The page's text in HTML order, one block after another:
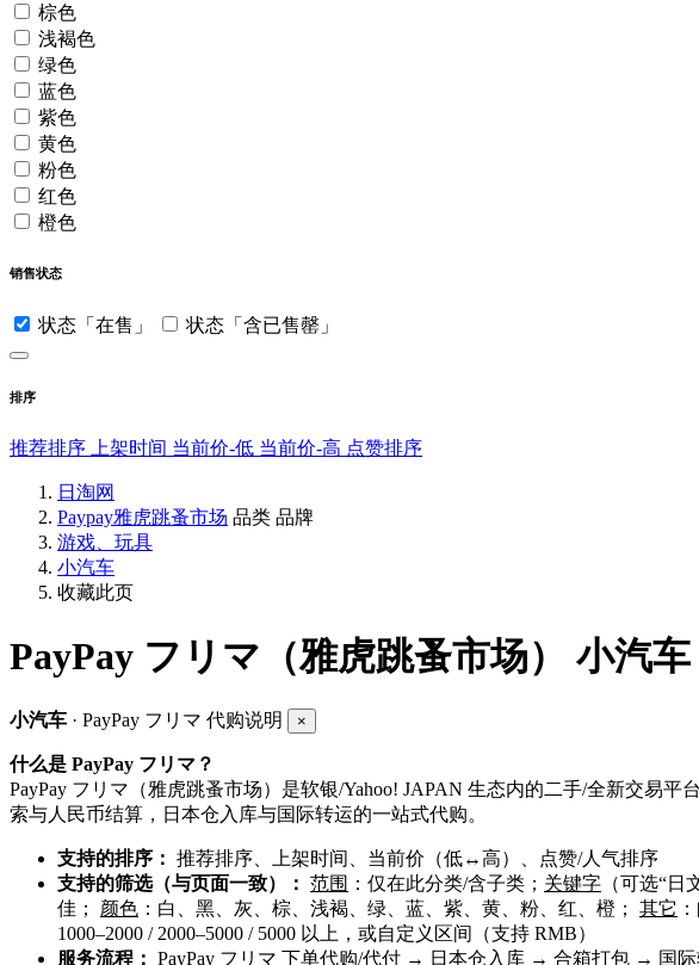
棕色
浅褐色
绿色
蓝色
紫色
黄色
粉色
红色
橙色
销售状态
状态「在售」 状态「含已售罄」
排序
推荐排序 上架时间 当前价-低 当前价-高 点赞排序
日淘网
Paypay雅虎跳蚤市场 品类 品牌
游戏、玩具
小汽车
收藏此页
PayPay フリマ（雅虎跳蚤市场） 小汽车
小汽车 · PayPay フリマ 代购说明 ×
什么是 PayPay フリマ？
PayPay フリマ（雅虎跳蚤市场）是软银/Yahoo! JAPAN 生态内的二手/全新交易
索与人民币结算，日本仓入库与国际转运的一站式代购。
支持的排序： 推荐排序、上架时间、当前价（低↔高）、点赞/人气排序
支持的筛选（与页面一致）： 范围 ：仅在此分类/含子类； 关键字 （可选“日
佳； 颜色 ：白、黑、灰、棕、浅褐、绿、蓝、紫、黄、粉、红、橙； 其它
1000–2000 / 2000–5000 / 5000 以上，或自定义区间（支持 RMB）
服务流程： PayPay フリマ 下单代购/代付 → 日本仓入库 → 合箱打包 → 国际